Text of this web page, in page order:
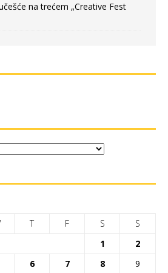
na trećem „Creative Fest
T F S
S
1
2
6 7 8
9